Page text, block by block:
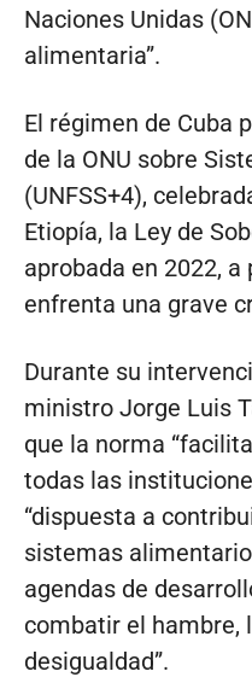
Naciones Unidas
alimentaria”.
El régimen de Cuba
de la ONU sobre
(UNFSS+4),
Etiopía, la Ley de
aprobada en 2022,
enfrenta una grave
Durante su
ministro Jorge Luis
que la norma
todas las
“dispuesta a
sistemas
agendas de
combatir el hambre,
desigualdad”.